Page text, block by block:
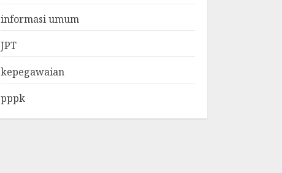
informasi umum
JPT
kepegawaian
pppk